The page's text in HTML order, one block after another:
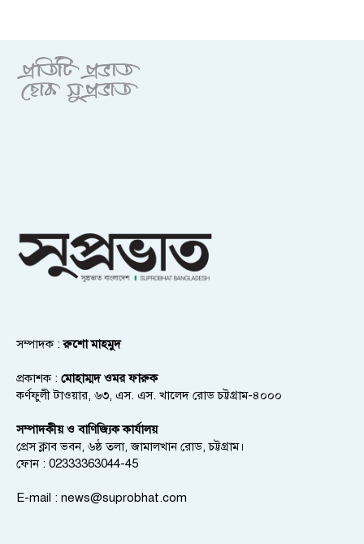
সম্পাদক :রুশো মাহমুদ
প্রকাশক : মোহাম্মদ ওমর ফারুক
কর্ণফুলী টাওয়ার, ৬৩, এস. এস. খালেদ রোড চট্টগ্রাম-৪০০০
সম্পাদকীয় ও বাণিজ্যিক কার্যালয়
প্রেস ক্লাব ভবন, ৬ষ্ঠ তলা, জামালখান রোড, চট্টগ্রাম।
ফোন : 02333363044-45
E-mail : news@suprobhat.com